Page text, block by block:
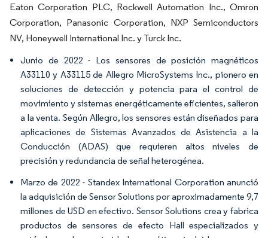
Eaton Corporation PLC, Rockwell Automation Inc., Omron
Corporation, Panasonic Corporation, NXP Semiconductors
NV, Honeywell International Inc. y Turck Inc.
Junio de 2022 - Los sensores de posición magnéticos
A33110 y A33115 de Allegro MicroSystems Inc., pionero en
soluciones de detección y potencia para el control de
movimiento y sistemas energéticamente eficientes, salieron
a la venta. Según Allegro, los sensores están diseñados para
aplicaciones de Sistemas Avanzados de Asistencia a la
Conducción (ADAS) que requieren altos niveles de
precisión y redundancia de señal heterogénea.
Marzo de 2022 - Standex International Corporation anunció
la adquisición de Sensor Solutions por aproximadamente 9,7
millones de USD en efectivo. Sensor Solutions crea y fabrica
productos de sensores de efecto Hall especializados y